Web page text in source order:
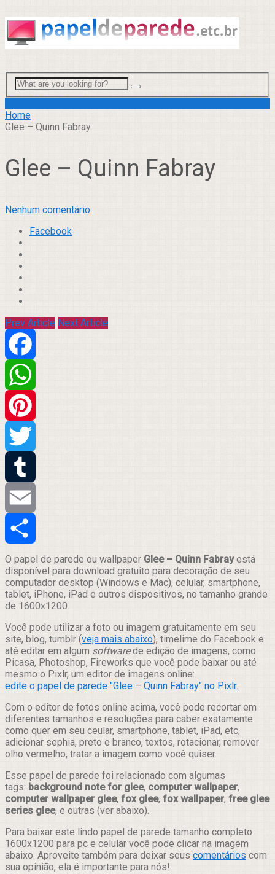
Home
Glee – Quinn Fabray
Glee – Quinn Fabray
Nenhum comentário
Facebook
Prev Article Next Article
Facebook
WhatsApp
Pinterest
Twitter
Tumblr
Email
Compartilhar
O papel de parede ou wallpaper Glee – Quinn Fabrayestá
disponível para download gratuito para decoração de seu
computador desktop (Windows e Mac), celular, smartphone,
tablet, iPhone, iPad e outros dispositivos, no tamanho grande
de 1600x1200.
Você pode utilizar a foto ou imagem gratuitamente em seu
site, blog, tumblr (veja mais abaixo), timelime do Facebook e
até editar em algum softwarede edição de imagens, como
Picasa, Photoshop, Fireworks que você pode baixar ou até
mesmo o Pixlr, um editor de imagens online:
edite o papel de parede "Glee – Quinn Fabray" no Pixlr.
Com o editor de fotos online acima, você pode recortar em
diferentes tamanhos e resoluções para caber exatamente
como quer em seu ceular, smartphone, tablet, iPad, etc,
adicionar sephia, preto e branco, textos, rotacionar, remover
olho vermelho, tratar a imagem como você quiser.
Esse papel de parede foi relacionado com algumas
tags: background note for glee, computer wallpaper,
computer wallpaper glee, fox glee, fox wallpaper, free glee
series glee, e outras (ver abaixo).
Para baixar este lindo papel de parede tamanho completo
1600x1200 para pc e celular você pode clicar na imagem
abaixo. Aproveite também para deixar seus comentários com
sua opinião, ela é importante para nós!